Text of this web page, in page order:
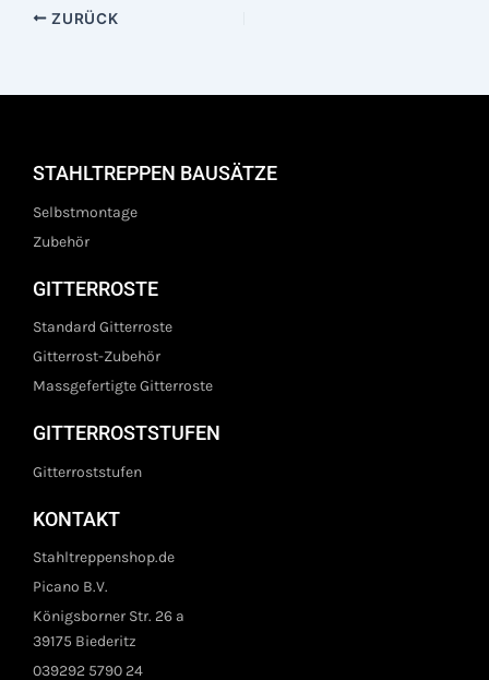
ZURÜCK
STAHLTREPPEN BAUSÄTZE
Selbstmontage
Zubehör
GITTERROSTE
Standard Gitterroste
Gitterrost-Zubehör
Massgefertigte Gitterroste
GITTERROSTSTUFEN
Gitterroststufen
KONTAKT
Stahltreppenshop.de
Picano B.V.
Königsborner Str. 26 a
39175 Biederitz
039292 5790 24